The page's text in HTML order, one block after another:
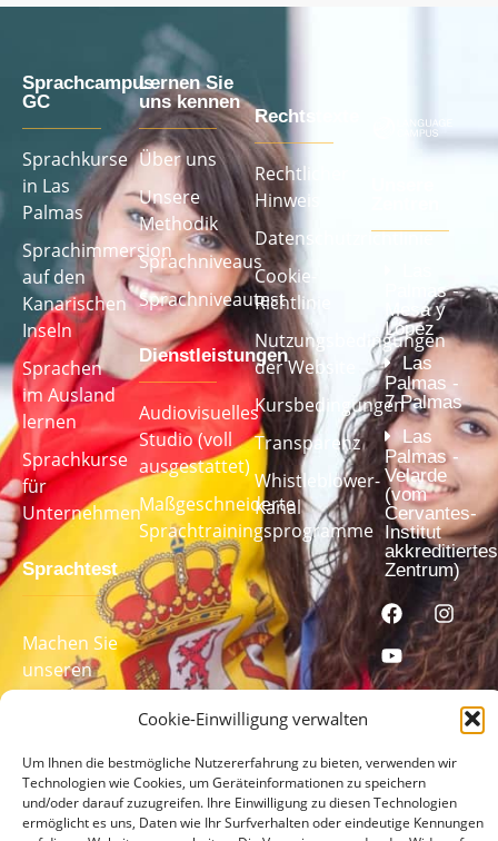
Cookie-Einwilligung verwalten
Um Ihnen die bestmögliche Nutzererfahrung zu bieten, verwenden wir
Technologien wie Cookies, um Geräteinformationen zu speichern
und/oder darauf zuzugreifen. Ihre Einwilligung zu diesen Technologien
ermöglicht es uns, Daten wie Ihr Surfverhalten oder eindeutige Kennungen
Sprachcampus
GC
Sprachkurse
in Las
Palmas
Sprachimmersion
auf den
Kanarischen
Inseln
Sprachen
im Ausland
lernen
Sprachkurse
für
Unternehmen
Sprachtest
Machen Sie
unseren
Sprachtest,
zu ermitteln
MACHEN
Lernen Sie
uns kennen
Über uns
Unsere
Methodik
Sprachniveaus
Sprachniveautest
Dienstleistungen
Audiovisuelles
Studio (voll
ausgestattet)
Maßgeschneiderte
Sprachtrainingsprogramme
Rechtstexte
Rechtlicher
Hinweis
Datenschutzrichtlinie
Cookie-
Richtlinie
Nutzungsbedingungen
der Website
Kursbedingungen
Transparenz
Whistleblower-
Kanal
Palmas -
Mesa y
López
Las
Palmas -
7 Palmas
Las
Palmas -
Velarde
(vom
Cervantes-
Institut
akkreditiertes
Zentrum)